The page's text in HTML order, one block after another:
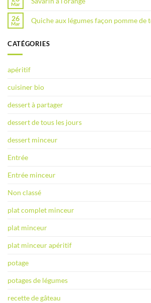
Mar
26
Mar Quiche aux légumes façon pomme de
CATÉGORIES
apéritif
cuisiner bio
dessert à partager
dessert de tous les jours
dessert minceur
Entrée
Entrée minceur
Non classé
plat complet minceur
plat minceur
plat minceur apéritif
potage
potages de légumes
recette de gâteau